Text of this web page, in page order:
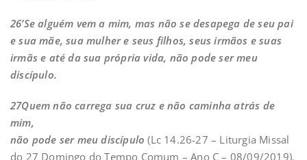
26’Se alguém vem a mim, mas não se desapega de seu pai
e sua mãe, sua mulher e seus filhos, seus irmãos e suas
irmãs e até da sua própria vida, não pode ser meu
discípulo.
27Quem não carrega sua cruz e não caminha atrás de
mim,
não pode ser meu discípulo (Lc 14.26-27 – Liturgia Missal
do 27 Domingo do Tempo Comum – Ano C – 08/09/2019).